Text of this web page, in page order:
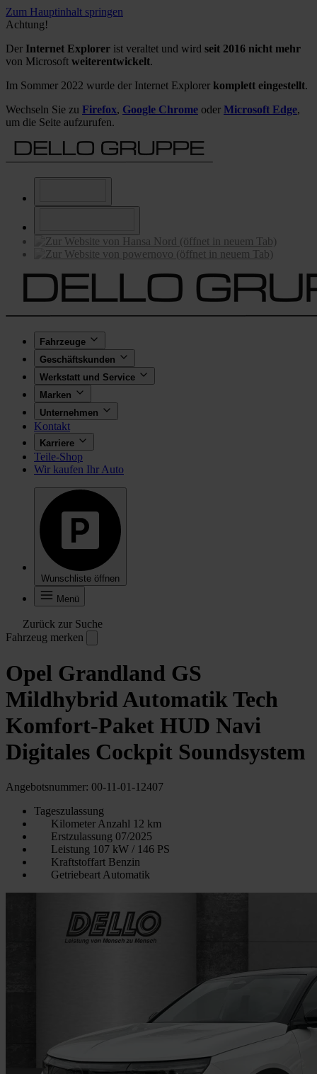
Zum Hauptinhalt springen
Achtung!
Der Internet Explorer ist veraltet und wird seit 2016 nicht mehr
von Microsoft weiterentwickelt.
Im Sommer 2022 wurde der Internet Explorer komplett eingestellt.
Wechseln Sie zu Firefox, Google Chrome oder Microsoft Edge,
um die Seite aufzurufen.
Fahrzeuge
Geschäftskunden
Werkstatt und Service
Marken
Unternehmen
Kontakt
Karriere
Teile-Shop
Wir kaufen Ihr Auto
Wunschliste öffnen
Menü
Zurück zur Suche
Fahrzeug merken
Opel Grandland GS
Mildhybrid Automatik Tech
Komfort-Paket HUD Navi
Digitales Cockpit Soundsystem
Angebotsnummer: 00-11-01-12407
Tageszulassung
Kilometer Anzahl 12 km
Erstzulassung 07/2025
Leistung 107 kW / 146 PS
Kraftstoffart Benzin
Getriebeart Automatik